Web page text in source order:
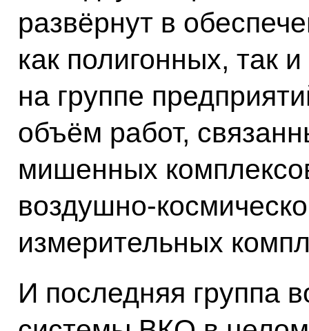
развёрнут в
как полигонных, так
на группе
объём работ,
мишенных
воздушно-
измерительных
И последняя группа